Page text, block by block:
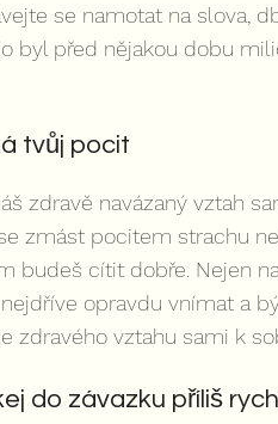
se namotat na slova,
byl před nějakou dobu
tvůj pocit
zdravě navázaný vztah
zmást pocitem strachu
budeš cítit dobře. Nejen
opravdu vnímat a
zdravého vztahu sami k
do závazku příliš